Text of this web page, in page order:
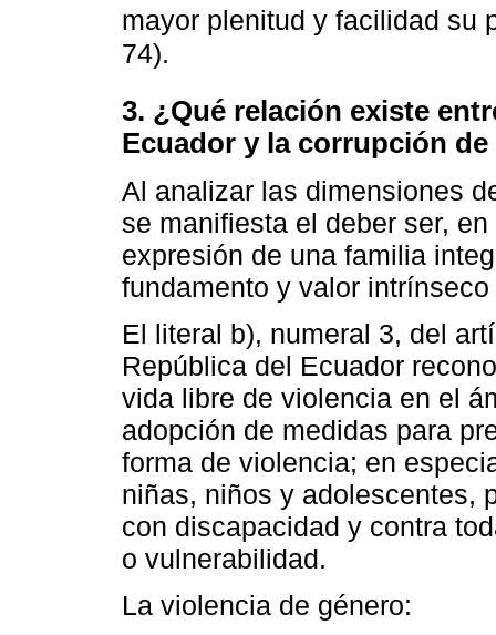
mayor plenitud y facilidad su
74).
3. ¿Qué relación existe
Ecuador y la corrupción
Al analizar las dimensiones
se manifiesta el deber ser,
expresión de una familia
fundamento y valor
El literal b), numeral 3, del
República del Ecuador
vida libre de violencia en el
adopción de medidas para
forma de violencia; en
niñas, niños y adolescentes,
con discapacidad y contra
o vulnerabilidad.
La violencia de género: